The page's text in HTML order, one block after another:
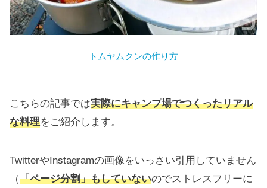
トムヤムクンの作り方
こちらの記事では実際にキャンプ場でつくったリアル
な料理をご紹介します。
TwitterやInstagramの画像をいっさい引用していません
（「ページ分割」もしていないのでストレスフリーに